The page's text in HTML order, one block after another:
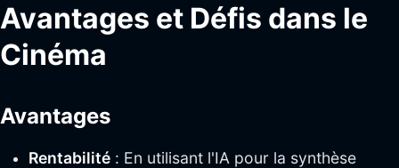
Avantages et Défis dans le
Cinéma
Avantages
Rentabilité : En utilisant l'IA pour la synthèse